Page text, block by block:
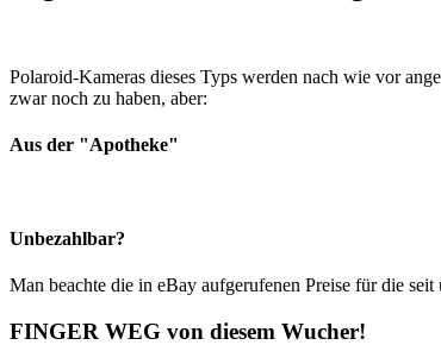
Polaroid-Kameras dieses Typs werden nach wie vor
zwar noch zu haben, aber:
Aus der "Apotheke"
Unbezahlbar?
Man beachte die in eBay aufgerufenen Preise für die
FINGER WEG von diesem Wucher!